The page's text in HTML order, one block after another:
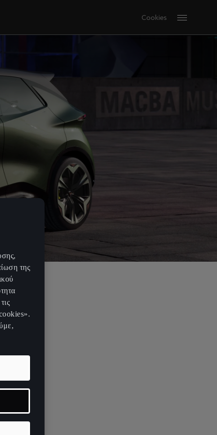
Cookies
CUPRA
το
της